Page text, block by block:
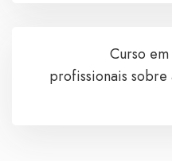
Curso
profissionais sobre